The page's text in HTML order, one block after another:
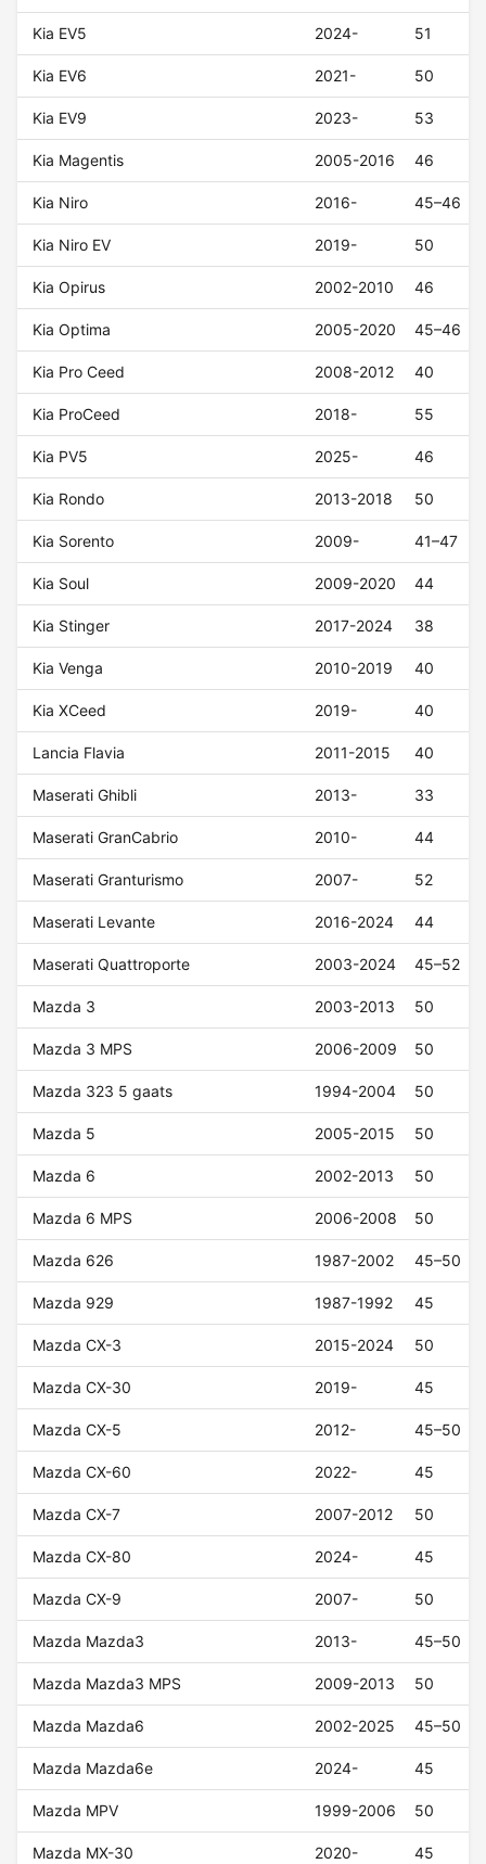
Kia EV5 2024- 51
Kia EV6 2021- 50
Kia EV9 2023- 53
Kia Magentis 2005-2016 46
Kia Niro 2016- 45–46
Kia Niro EV 2019- 50
Kia Opirus 2002-2010 46
Kia Optima 2005-2020 45–46
Kia Pro Ceed 2008-2012 40
Kia ProCeed 2018- 55
Kia PV5 2025- 46
Kia Rondo 2013-2018 50
Kia Sorento 2009- 41–47
Kia Soul 2009-2020 44
Kia Stinger 2017-2024 38
Kia Venga 2010-2019 40
Kia XCeed 2019- 40
Lancia Flavia 2011-2015 40
Maserati Ghibli 2013- 33
Maserati GranCabrio 2010- 44
Maserati Granturismo 2007- 52
Maserati Levante 2016-2024 44
Maserati Quattroporte 2003-2024 45–52
Mazda 3 2003-2013 50
Mazda 3 MPS 2006-2009 50
Mazda 323 5 gaats 1994-2004 50
Mazda 5 2005-2015 50
Mazda 6 2002-2013 50
Mazda 6 MPS 2006-2008 50
Mazda 626 1987-2002 45–50
Mazda 929 1987-1992 45
Mazda CX-3 2015-2024 50
Mazda CX-30 2019- 45
Mazda CX-5 2012- 45–50
Mazda CX-60 2022- 45
Mazda CX-7 2007-2012 50
Mazda CX-80 2024- 45
Mazda CX-9 2007- 50
Mazda Mazda3 2013- 45–50
Mazda Mazda3 MPS 2009-2013 50
Mazda Mazda6 2002-2025 45–50
Mazda Mazda6e 2024- 45
Mazda MPV 1999-2006 50
Mazda MX-30 2020- 45